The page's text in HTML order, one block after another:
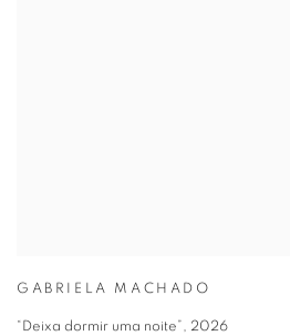
GABRIELA MACHADO
“Deixa dormir uma noite” , 2026